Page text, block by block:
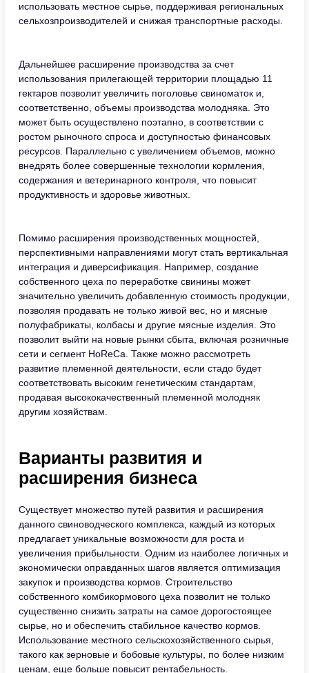
использовать местное сырье, поддерживая региональных
сельхозпроизводителей и снижая транспортные расходы.
Дальнейшее расширение производства за счет
использования прилегающей территории площадью 11
гектаров позволит увеличить поголовье свиноматок и,
соответственно, объемы производства молодняка. Это
может быть осуществлено поэтапно, в соответствии с
ростом рыночного спроса и доступностью финансовых
ресурсов. Параллельно с увеличением объемов, можно
внедрять более совершенные технологии кормления,
содержания и ветеринарного контроля, что повысит
продуктивность и здоровье животных.
Помимо расширения производственных мощностей,
перспективными направлениями могут стать вертикальная
интеграция и диверсификация. Например, создание
собственного цеха по переработке свинины может
значительно увеличить добавленную стоимость продукции,
позволяя продавать не только живой вес, но и мясные
полуфабрикаты, колбасы и другие мясные изделия. Это
позволит выйти на новые рынки сбыта, включая розничные
сети и сегмент HoReCa. Также можно рассмотреть
развитие племенной деятельности, если стадо будет
соответствовать высоким генетическим стандартам,
продавая высококачественный племенной молодняк
другим хозяйствам.
Варианты развития и
расширения бизнеса
Существует множество путей развития и расширения
данного свиноводческого комплекса, каждый из которых
предлагает уникальные возможности для роста и
увеличения прибыльности. Одним из наиболее логичных и
экономически оправданных шагов является оптимизация
закупок и производства кормов. Строительство
собственного комбикормового цеха позволит не только
существенно снизить затраты на самое дорогостоящее
сырье, но и обеспечить стабильное качество кормов.
Использование местного сельскохозяйственного сырья,
такого как зерновые и бобовые культуры, по более низким
ценам, еще больше повысит рентабельность.